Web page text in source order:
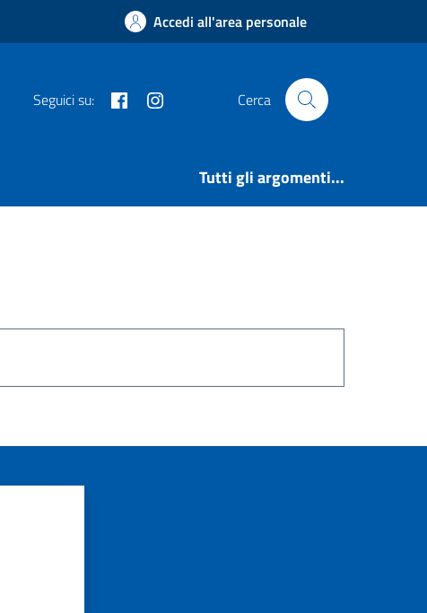
Accedi all'area personale
Seguici su: Facebook Cerca
Tutti gli argomenti...